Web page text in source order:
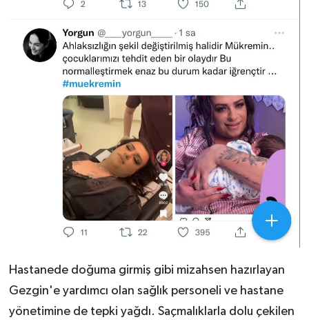
Hastanede doğuma girmiş gibi mizahsen hazırlayan
Gezgin'e yardımcı olan sağlık personeli ve hastane
yönetimine de tepki yağdı. Saçmalıklarla dolu çekilen